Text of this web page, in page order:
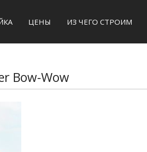
ЦЕНЫ ИЗ ЧЕГО СТРОИМ
Bow-Wow